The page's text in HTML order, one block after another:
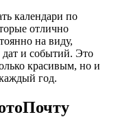
календари по
отлично
на виду,
дат и событий. Это
красивым, но и
год.